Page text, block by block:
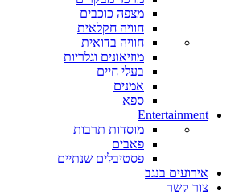
מצפה כוכבים
חוויה חקלאית
חוויה בדואית
מוזיאונים וגלריות
בעלי חיים
אמנים
ספא
Entertainment
מוסדות תרבות
פאבים
פסטיבלים שנתיים
אירועים בנגב
צור קשר